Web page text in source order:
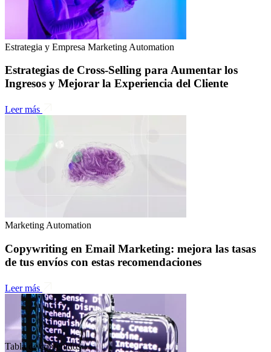
Estrategia y Empresa Marketing Automation
Estrategias de Cross-Selling para Aumentar los
Ingresos y Mejorar la Experiencia del Cliente
Leer más
Marketing Automation
Copywriting en Email Marketing: mejora las tasas
de tus envíos con estas recomendaciones
Leer más
Tabla de contenidos